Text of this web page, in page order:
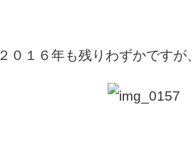
２０１６年も残りわずかですが